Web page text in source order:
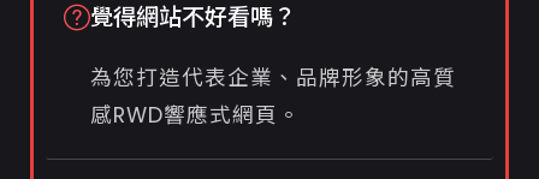
覺得網站不好看嗎？
為您打造代表企業、品牌形象的高質
感RWD響應式網頁。